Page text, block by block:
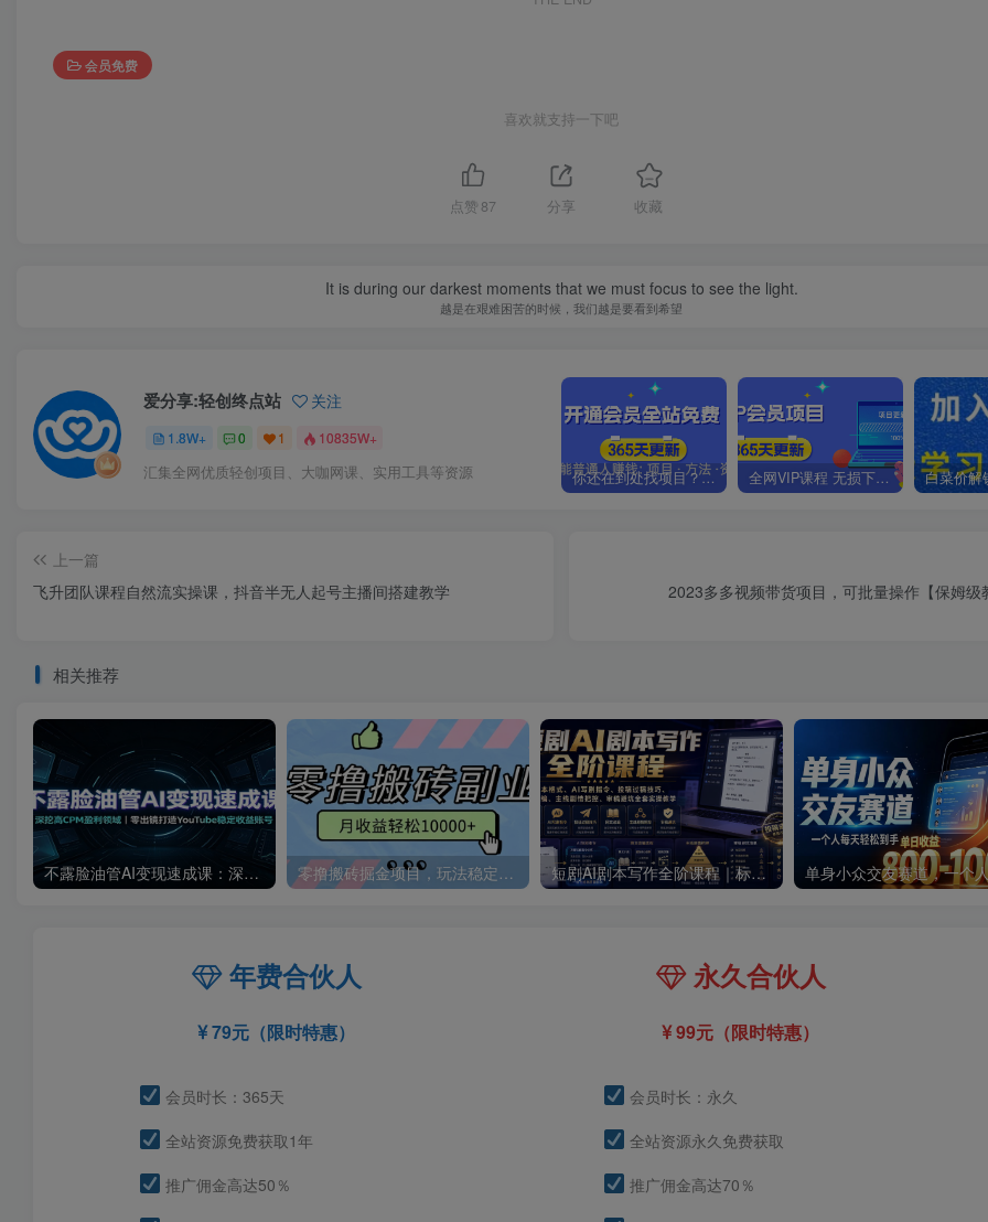
会员免费
喜欢就支持一下吧
点赞 87 分享 收藏
It is during our darkest moments that we must focus to see the light.
越是在艰难困苦的时候，我们越是要看到希望
爱分享:轻创终点站 关注
1.8W+ 0 1 10835W+
汇集全网优质轻创项目、大咖网课、实用工具等资源 你还在到处找项目？还在当韭菜？我靠卖项目一个月收入5万+，曾经我也是个失败者。 全网VIP课程 无损下载~.~
上一篇
飞升团队课程自然流实操课，抖音半无人起号主播间搭建教学
2023多多视频带货项目，可批量操作【保姆级
相关推荐
不露脸油管AI变现速成课：深挖高CPM盈利领域，零出镜打造YouTube稳定收益账号 零撸搬砖掘金项目，玩法稳定普通人可落地的长期副业，月收益轻松10000+ 短剧AI剧本写作全阶课程｜标准剧本格式、AI写剧指令、投稿过稿技巧、网文改编、主线剧情把控、审稿避坑全套实操教学
年费合伙人
79元（限时特惠）
会员时长：365天
全站资源免费获取1年
推广佣金高达50％
永久合伙人
99元（限时特惠）
会员时长：永久
全站资源永久免费获取
推广佣金高达70％